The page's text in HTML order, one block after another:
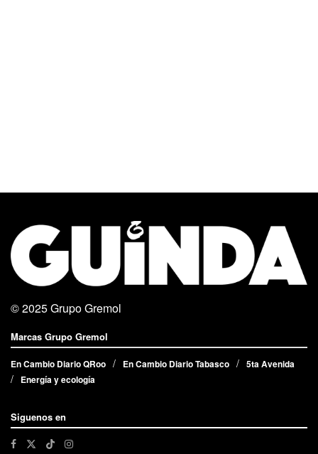
© 2025Grupo Gremol
Marcas Grupo Gremol
En Cambio Diario QRoo En Cambio Diario Tabasco
5ta Avenida
Energía y ecología
Siguenos en